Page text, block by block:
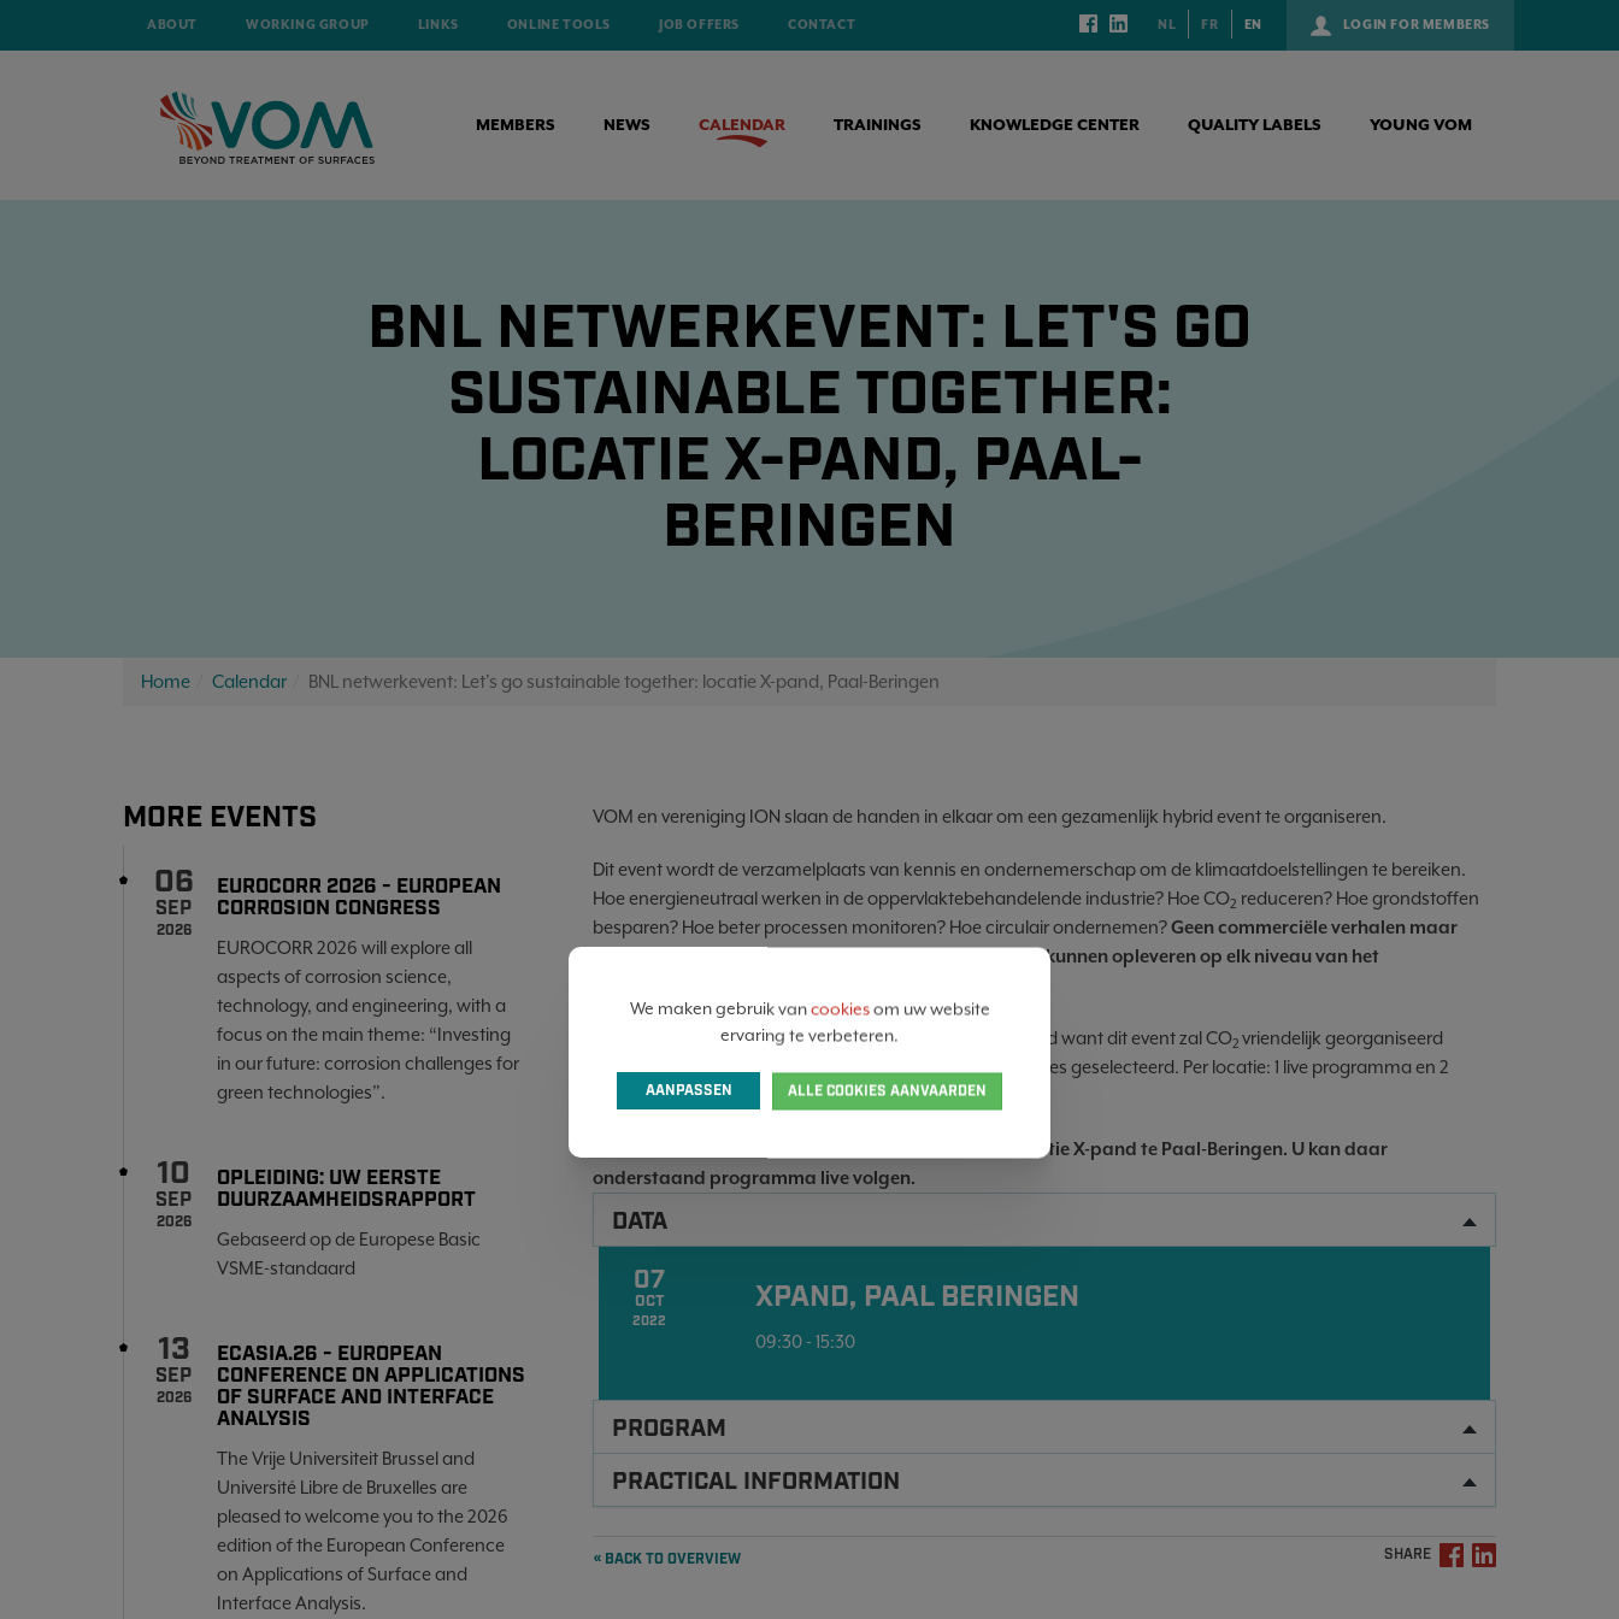
ABOUT WORKING GROUP LINKS ONLINE TOOLS JOB OFFERS CONTACT LOGIN FOR MEMBERS
NL FR EN
MEMBERS NEWS CALENDAR TRAININGS KNOWLEDGE CENTER QUALITY LABELS YOUNG VOM
BNL NETWERKEVENT: LET'S GO
SUSTAINABLE TOGETHER:
LOCATIE X-PAND, PAAL-
BERINGEN
Home Calendar BNL netwerkevent: Let's go sustainable together: locatie X-pand, Paal-Beringen
MORE EVENTS
06
SEP
2026
EUROCORR 2026 - EUROPEAN
CORROSION CONGRESS
EUROCORR 2026 will explore all
aspects of corrosion science,
technology, and engineering, with a
focus on the main theme: “Investing
in our future: corrosion challenges for
green technologies”.
10
SEP
2026
OPLEIDING: UW EERSTE
DUURZAAMHEIDSRAPPORT
Gebaseerd op de Europese Basic
VSME-standaard
13
SEP
2026
ECASIA.26 - EUROPEAN
CONFERENCE ON APPLICATIONS
OF SURFACE AND INTERFACE
ANALYSIS
The Vrije Universiteit Brussel and
Université Libre de Bruxelles are
pleased to welcome you to the 2026
edition of the European Conference
on Applications of Surface and
Interface Analysis.
VOM en vereniging ION slaan de handen in elkaar om een gezamenlijk hybrid event te organiseren.
Dit event wordt de verzamelplaats van kennis en ondernemerschap om de klimaatdoelstellingen te bereiken.
Hoe energieneutraal werken in de oppervlaktebehandelende industrie? Hoe CO2 reduceren? Hoe grondstoffen
besparen? Hoe beter processen monitoren? Hoe circulair ondernemen?Geen commerciële verhalen maar
echte cases en oplossingen – klein of groot – die winst kunnen opleveren op elk niveau van het
VOM en Vereniging ION geven alvast het goede voorbeeld want dit event zal CO2 vriendelijk georganiseerd
worden. Wij besparen op reistijd en fileleed. Er zijn 3 locaties geselecteerd. Per locatie: 1 live programma en 2
streamings van de voordrachten van de andere locaties.
U kiest om deel te nemen aan het event vanuit de locatie X-pand te Paal-Beringen. U kan daar
onderstaand programma live volgen.
DATA
07
OCT
2022
XPAND, PAAL BERINGEN
09:30 - 15:30
PROGRAM
PRACTICAL INFORMATION
« BACK TO OVERVIEW SHARE
We maken gebruik vancookiesom uw website
ervaring te verbeteren.
AANPASSEN ALLE COOKIES AANVAARDEN